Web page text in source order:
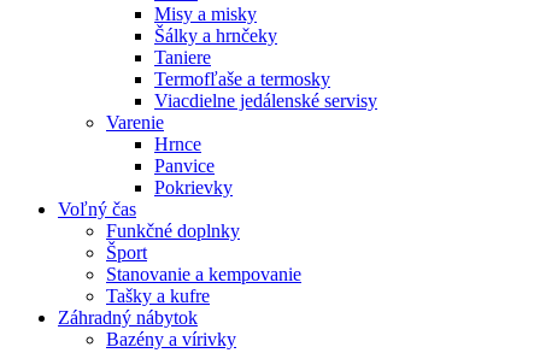
Misy a misky
Šálky a hrnčeky
Taniere
Termofľaše a termosky
Viacdielne jedálenské servisy
Varenie
Hrnce
Panvice
Pokrievky
Voľný čas
Funkčné doplnky
Šport
Stanovanie a kempovanie
Tašky a kufre
Záhradný nábytok
Bazény a vírivky